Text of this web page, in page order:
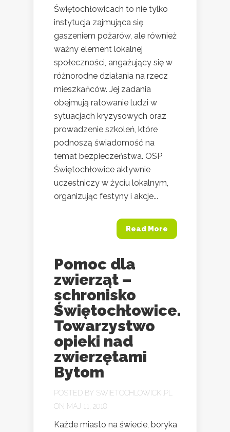
Świętochłowicach to nie tylko
instytucja zajmująca się
gaszeniem pożarów, ale również
ważny element lokalnej
społeczności, angażujący się w
różnorodne działania na rzecz
mieszkańców. Jej zadania
obejmują ratowanie ludzi w
sytuacjach kryzysowych oraz
prowadzenie szkoleń, które
podnoszą świadomość na
temat bezpieczeństwa. OSP
Świętochłowice aktywnie
uczestniczy w życiu lokalnym,
organizując festyny i akcje...
Read More
Pomoc dla
zwierząt –
schronisko
Świętochłowice.
Towarzystwo
opieki nad
zwierzętami
Bytom
POSTED BY SWIETOCHLOWICKI.PL
ON MAJ 11, 2018
Każde miasto na świecie, boryka